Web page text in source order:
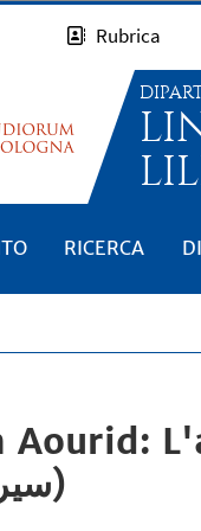
Rubrica
RICERCA
Aourid:
(سيرة حمار)